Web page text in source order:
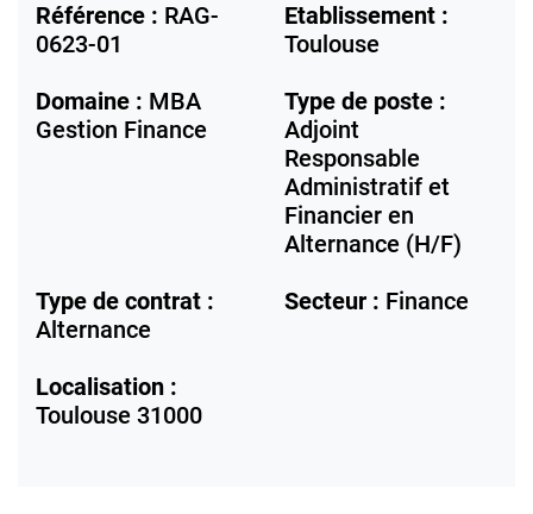
Référence : RAG-
0623-01
Etablissement :
Toulouse
Domaine : MBA
Gestion Finance
Type de poste :
Adjoint
Responsable
Administratif et
Financier en
Alternance (H/F)
Type de contrat :
Alternance
Secteur : Finance
Localisation :
Toulouse 31000